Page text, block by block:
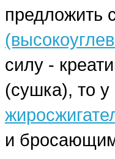
предложить
силу -
(сушка), то
и